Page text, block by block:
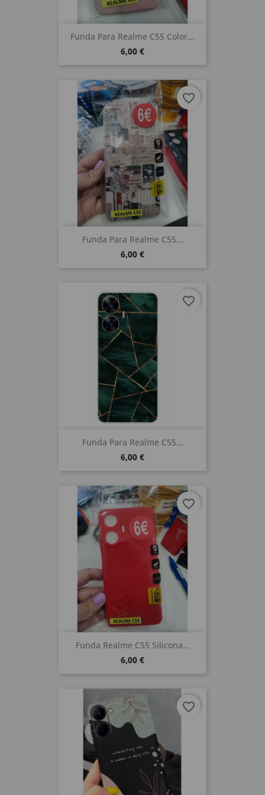
Funda Para Realme C55 Color...
6,00 €
Funda Para Realme C55...
6,00 €
favorite_border
Funda Para Realme C55...
6,00 €
favorite_border
Funda Realme C55 Silicona...
6,00 €
favorite_border
favorite_border